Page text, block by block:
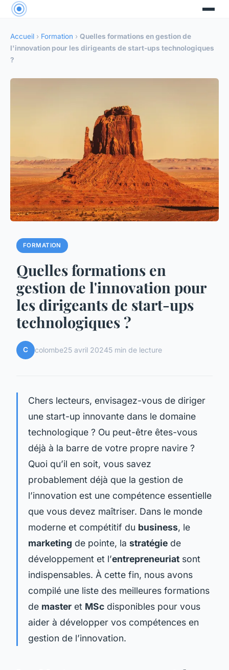
Accueil › Formation › Quelles formations en gestion de
l'innovation pour les dirigeants de start-ups technologiques
?
FORMATION
Quelles formations en
gestion de l'innovation pour
les dirigeants de start-ups
technologiques ?
C colombe25 avril 20245 min de lecture
Chers lecteurs, envisagez-vous de diriger
une start-up innovante dans le domaine
technologique ? Ou peut-être êtes-vous
déjà à la barre de votre propre navire ?
Quoi qu’il en soit, vous savez
probablement déjà que la gestion de
l’innovation est une compétence essentielle
que vous devez maîtriser. Dans le monde
moderne et compétitif du business, le
marketing de pointe, la stratégie de
développement et l’entrepreneuriat sont
indispensables. À cette fin, nous avons
compilé une liste des meilleures formations
de master et MSc disponibles pour vous
aider à développer vos compétences en
gestion de l’innovation.